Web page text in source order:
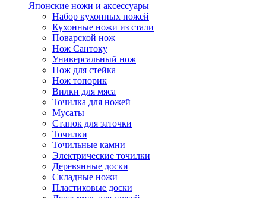
Японские ножи и аксессуары
Набор кухонных ножей
Кухонные ножи из стали
Поварской нож
Нож Сантоку
Универсальный нож
Нож для стейка
Нож топорик
Вилки для мяса
Точилка для ножей
Мусаты
Станок для заточки
Точилки
Точильные камни
Электрические точилки
Деревянные доски
Складные ножи
Пластиковые доски